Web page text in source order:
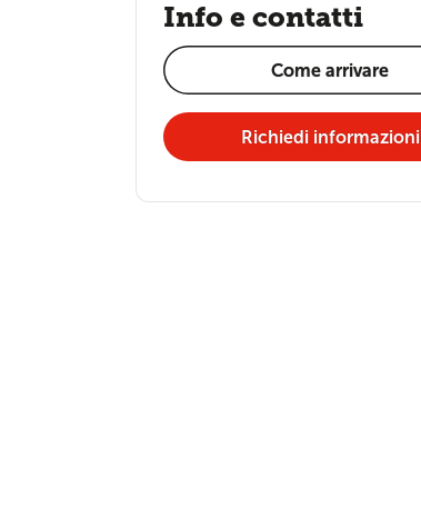
Info e contatti
Come arrivare
Richiedi informazioni